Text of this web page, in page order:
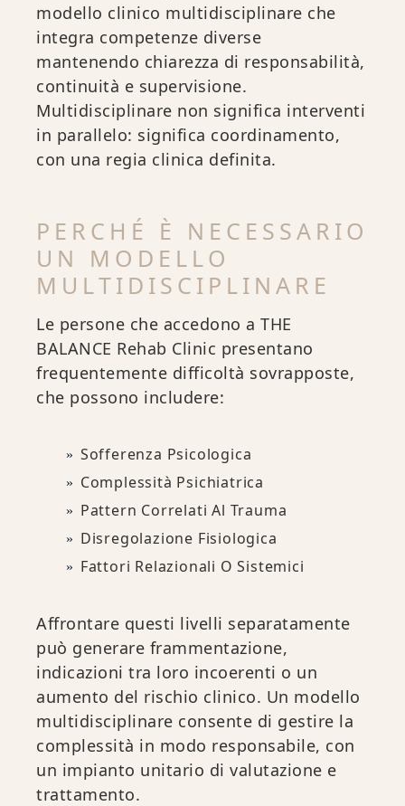
modello clinico multidisciplinare che
integra competenze diverse
mantenendo chiarezza di responsabilità,
continuità e supervisione.
Multidisciplinare non significa interventi
in parallelo: significa coordinamento,
con una regia clinica definita.
PERCHÉ È NECESSARIO
UN MODELLO
MULTIDISCIPLINARE
Le persone che accedono a THE
BALANCE Rehab Clinic presentano
frequentemente difficoltà sovrapposte,
che possono includere:
Sofferenza Psicologica
Complessità Psichiatrica
Pattern Correlati Al Trauma
Disregolazione Fisiologica
Fattori Relazionali O Sistemici
Affrontare questi livelli separatamente
può generare frammentazione,
indicazioni tra loro incoerenti o un
aumento del rischio clinico. Un modello
multidisciplinare consente di gestire la
complessità in modo responsabile, con
un impianto unitario di valutazione e
trattamento.